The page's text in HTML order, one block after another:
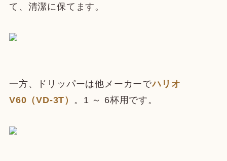
て、清潔に保てます。
一方、ドリッパーは他メーカーでハリオ
V60（VD-3T）
。1 ～ 6杯用です。